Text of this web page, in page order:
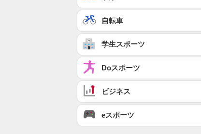
自転車
学生スポーツ
Doスポーツ
ビジネス
eスポーツ